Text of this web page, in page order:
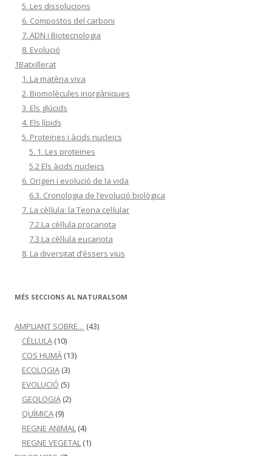
5. Les dissolucions
6. Compostos del carboni
7. ADN i Biotecnologia
8. Evolució
1Batxillerat
1. La matèria viva
2. Biomolècules inorgàniques
3. Els glúcids
4. Els lípids
5. Proteïnes i àcids nucleics
5. 1. Les proteïnes
5.2 Els àcids nucleics
6. Origen i evolució de la vida
6.3. Cronologia de l’evolució biològica
7. La cèl·lula: la Teoria cel·lular
7.2.La cèl·lula procariota
7.3 La cèl·lula eucariota
8. La diversitat d’éssers vius
MÉS SECCIONS AL NATURALSOM
AMPLIANT SOBRE… (43)
CÈL·LULA (10)
COS HUMÀ (13)
ECOLOGIA (3)
EVOLUCIÓ (5)
GEOLOGIA (2)
QUÍMICA (9)
REGNE ANIMAL (4)
REGNE VEGETAL (1)